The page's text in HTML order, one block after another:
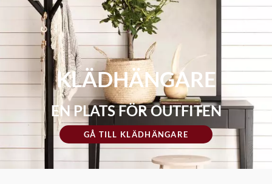
KLÄDHÄNGARE
EN PLATS FÖR OUTFITEN
GÅ TILL KLÄDHÄNGARE